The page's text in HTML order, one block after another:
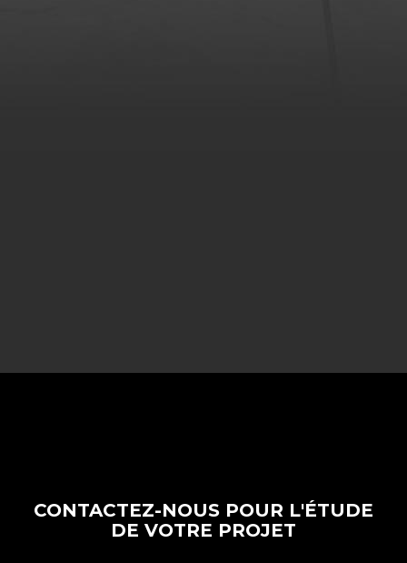
CONTACTEZ-NOUS POUR L'ÉTUDE
DE VOTRE PROJET